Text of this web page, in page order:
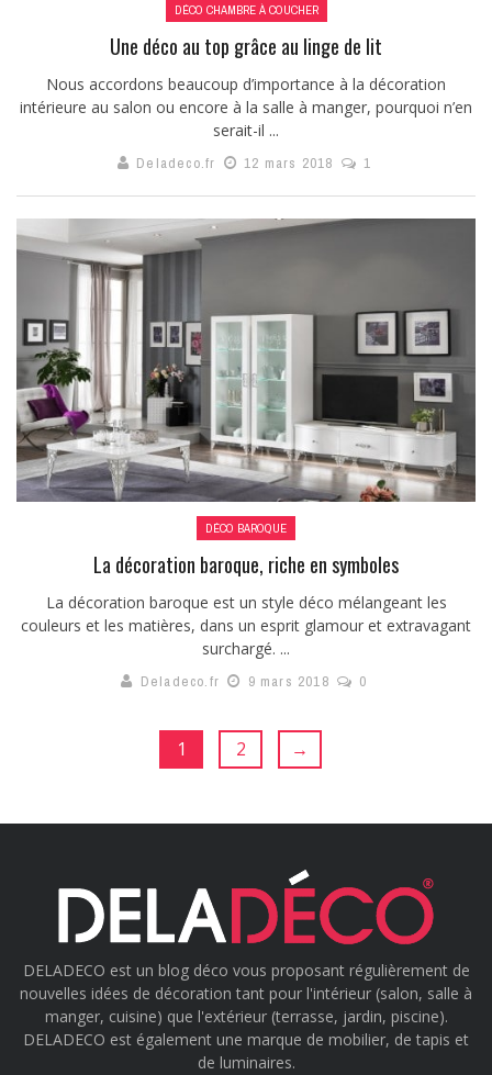
DÉCO CHAMBRE À COUCHER
Une déco au top grâce au linge de lit
Nous accordons beaucoup d’importance à la décoration
intérieure au salon ou encore à la salle à manger, pourquoi n’en
serait-il ...
Deladeco.fr 12 mars 2018 1
DÉCO BAROQUE
La décoration baroque, riche en symboles
La décoration baroque est un style déco mélangeant les
couleurs et les matières, dans un esprit glamour et extravagant
surchargé. ...
Deladeco.fr 9 mars 2018 0
1 2 →
DELADECO est un blog déco vous proposant régulièrement de
nouvelles idées de décoration tant pour l'intérieur (salon, salle à
manger, cuisine) que l'extérieur (terrasse, jardin, piscine).
DELADECO est également une marque de mobilier, de tapis et
de luminaires.